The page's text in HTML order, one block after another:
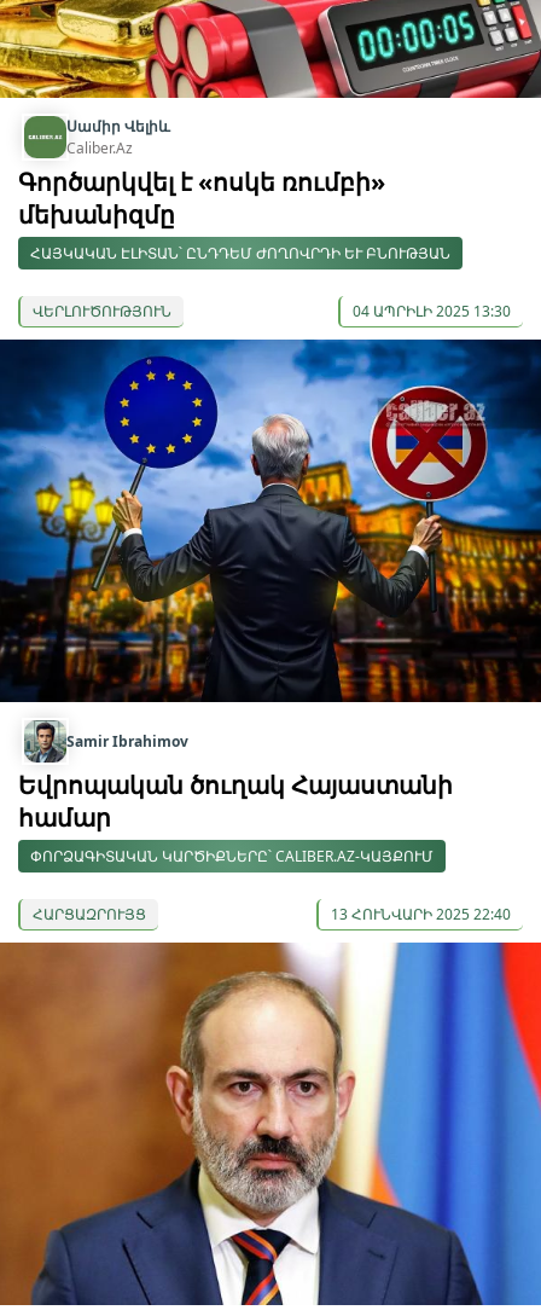
Սամիր Վելիև
Caliber.Az
Գործարկվել է «ոսկե ռումբի»
մեխանիզմը
ՀԱՅԿԱԿԱՆ ԷԼԻՏԱՆ՝ ԸՆԴԴԵՄ ԺՈՂՈՎՐԴԻ ԵՒ ԲՆՈՒԹՅԱՆ
ՎԵՐԼՈՒԾՈՒԹՅՈՒՆ 04 ԱՊՐԻԼԻ 2025 13:30
Samir Ibrahimov
Եվրոպական ծուղակ Հայաստանի
համար
ՓՈՐՁԱԳԻՏԱԿԱՆ ԿԱՐԾԻՔՆԵՐԸ՝ CALIBER.AZ-ԿԱՅՔՈՒՄ
ՀԱՐՑԱԶՐՈՒՅՑ 13 ՀՈՒՆՎԱՐԻ 2025 22:40